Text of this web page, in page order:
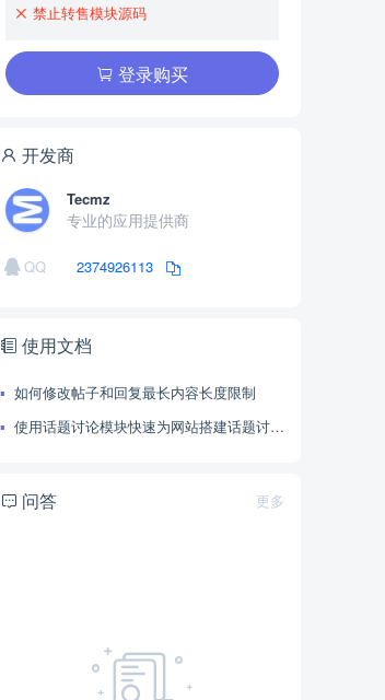
禁止转售模块源码
登录购买
开发商
Tecmz
专业的应用提供商
QQ 2374926113
使用文档
如何修改帖子和回复最长内容长度限制
使用话题讨论模块快速为网站搭建话题讨论功能
更多
问答